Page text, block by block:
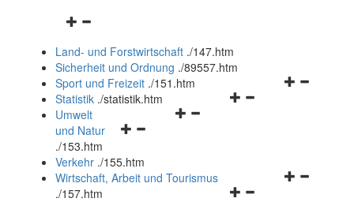
Navigationsmenü
und
schließen
Land- und Forstwirtschaft ./147.htm
Sicherheit und Ordnung ./89557.htm
Navigationsmenü
Sport und Freizeit ./151.htm
Navigationsmenü
Statistik ./statistik.htm
Navigationsmenü
und
schließen
Umwelt
und Natur
./153.htm
Verkehr ./155.htm
Navigationsmenü
Wirtschaft, Arbeit und Tourismus
./157.htm